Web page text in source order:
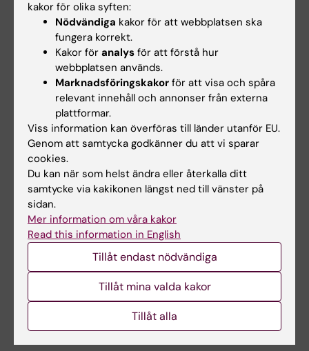
Carl-Fredrik Fries, Katarina von Renteln, Anton
Ek, David Esteban Garces Guzman, William
Kaplan, Josefine Jonsson, Adella Kouki,
Christina Toubal, Greta Nordebäck, Evelina
Ernström Hukkanen, Linda Löfdahl, Rand Amin,
Annelie Sjöholm, Melsa Karhan, Niam Farju
Uppsala University: Maja Nelson
Bihandledare: Hanna Eriksson, Ingrid Nilsson
Modéer
Medlem i Expertrådet Äldres Hälsa
Universitetssjukvårdskompetens i RPO Åldres
Hälsa -kunskapsstyrning i sjukvårdsregionen
Theme Prefect for Theme Inflammation and
Aging, Karolinska University Hospital
kakor för olika syften:
Nödvändiga kakor för att webbplatsen ska
fungera korrekt.
Kakor för analys för att förstå hur
webbplatsen används.
Marknadsföringskakor för att visa och spåra
relevant innehåll och annonser från externa
plattformar.
Viss information kan överföras till länder utanför EU.
Genom att samtycka godkänner du att vi sparar
cookies.
Du kan när som helst ändra eller återkalla ditt
samtycke via kakikonen längst ned till vänster på
sidan.
Mer information om våra kakor
Read this information in English
Tillåt endast nödvändiga
Tillåt mina valda kakor
Tillåt alla